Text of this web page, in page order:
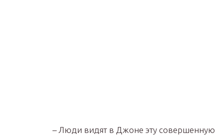
– Люди видят в Джоне эту совершенную